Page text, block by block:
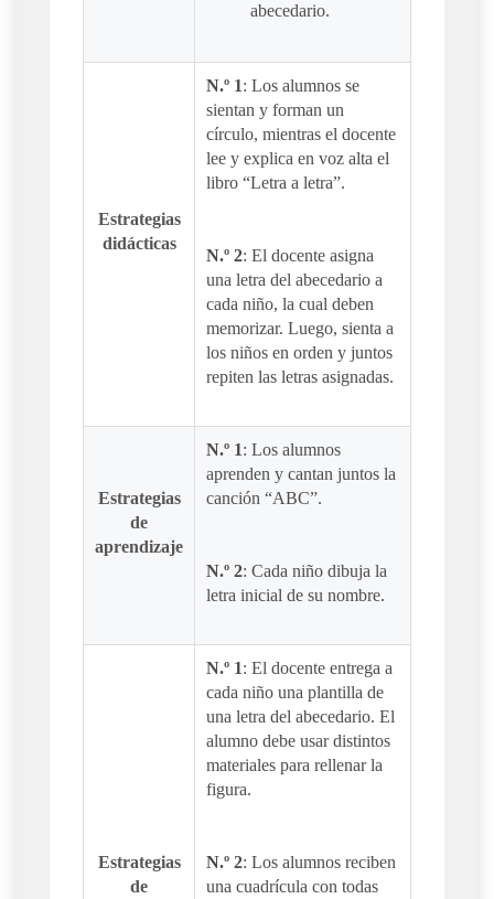
abecedario.
Estrategias
didácticas
N.º 1: Los alumnos se
sientan y forman un
círculo, mientras el docente
lee y explica en voz alta el
libro “Letra a letra”.
N.º 2: El docente asigna
una letra del abecedario a
cada niño, la cual deben
memorizar. Luego, sienta a
los niños en orden y juntos
repiten las letras asignadas.
Estrategias
de
aprendizaje
N.º 1: Los alumnos
aprenden y cantan juntos la
canción “ABC”.
N.º 2: Cada niño dibuja la
letra inicial de su nombre.
Estrategias
de
N.º 1: El docente entrega a
cada niño una plantilla de
una letra del abecedario. El
alumno debe usar distintos
materiales para rellenar la
figura.
N.º 2: Los alumnos reciben
una cuadrícula con todas